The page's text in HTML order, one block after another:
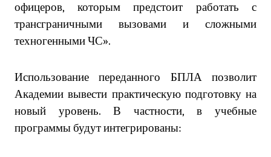
офицеров, которым предстоит работать с
трансграничными вызовами и сложными
техногенными ЧС».
Использование переданного БПЛА позволит
Академии вывести практическую подготовку на
новый уровень. В частности, в учебные
программы будут интегрированы: